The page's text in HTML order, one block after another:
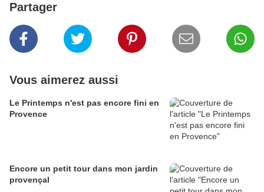
Partager
Vous aimerez aussi
Le Printemps n'est pas encore fini en
Provence
Encore un petit tour dans mon jardin
provençal